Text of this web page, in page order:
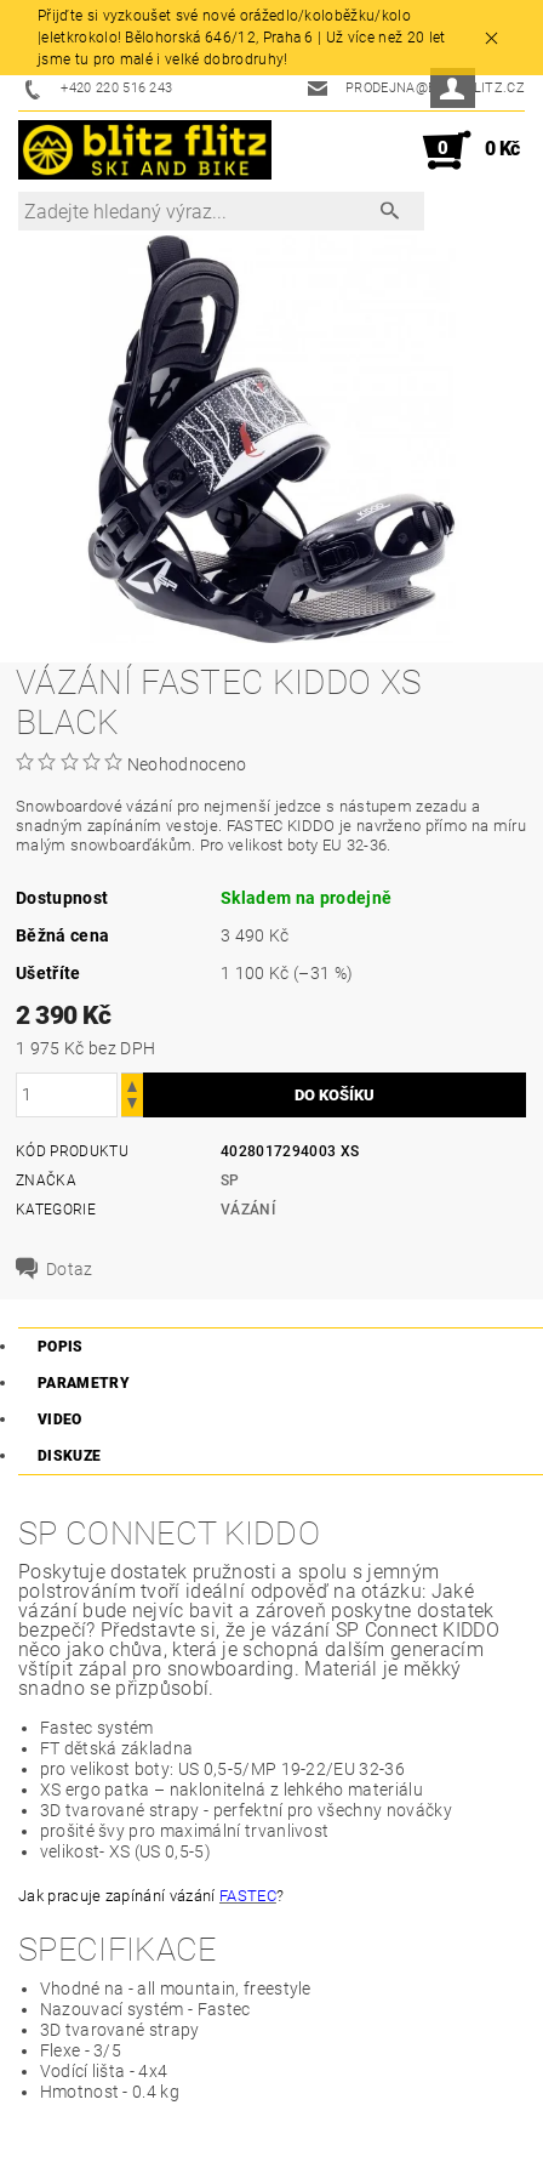
Přijďte si vyzkoušet své nové orážedlo/koloběžku/kolo
|eletkrokolo! Bělohorská 646/12, Praha 6 | Už více než 20 let
jsme tu pro malé i velké dobrodruhy!
+420 220 516 243 PRODEJNA@BLITZFLITZ.CZ
0 0 Kč
VÁZÁNÍ FASTEC KIDDO XS
BLACK
Neohodnoceno
Snowboardové vázání pro nejmenší jedzce s nástupem zezadu a
snadným zapínáním vestoje. FASTEC KIDDO je navrženo přímo na míru
malým snowboarďákům. Pro velikost boty EU 32-36.
Dostupnost
Skladem na prodejně
Běžná cena
3 490 Kč
Ušetříte
1 100 Kč (–31 %)
2 390 Kč
1 975 Kč bez DPH
KÓD PRODUKTU
4028017294003 XS
ZNAČKA
SP
KATEGORIE
VÁZÁNÍ
Dotaz
POPIS
PARAMETRY
VIDEO
DISKUZE
SP CONNECT KIDDO
Poskytuje dostatek pružnosti a spolu s jemným
polstrováním tvoří ideální odpověď na otázku: Jaké
vázání bude nejvíc bavit a zároveň poskytne dostatek
bezpečí? Představte si, že je vázání SP Connect KIDDO
něco jako chůva, která je schopná dalším generacím
vštípit zápal pro snowboarding. Materiál je měkký
snadno se přizpůsobí.
Fastec systém
FT dětská základna
pro velikost boty: US 0,5-5/MP 19-22/EU 32-36
XS ergo patka – naklonitelná z lehkého materiálu
3D tvarované strapy - perfektní pro všechny nováčky
prošité švy pro maximální trvanlivost
velikost- XS (US 0,5-5)
Jak pracuje zapínání vázání FASTEC?
SPECIFIKACE
Vhodné na - all mountain, freestyle
Nazouvací systém - Fastec
3D tvarované strapy
Flexe - 3/5
Vodící lišta - 4x4
Hmotnost - 0.4 kg